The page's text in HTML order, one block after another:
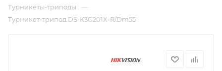
Турникеты-триподы —
Турникет-трипод DS-K3G201X-R/Dm55